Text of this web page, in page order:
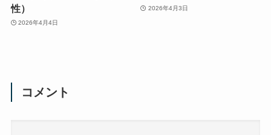
性）
2026年4月4日
2026年4月3日
コメント